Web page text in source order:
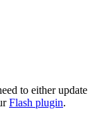
to either update
Flash plugin.